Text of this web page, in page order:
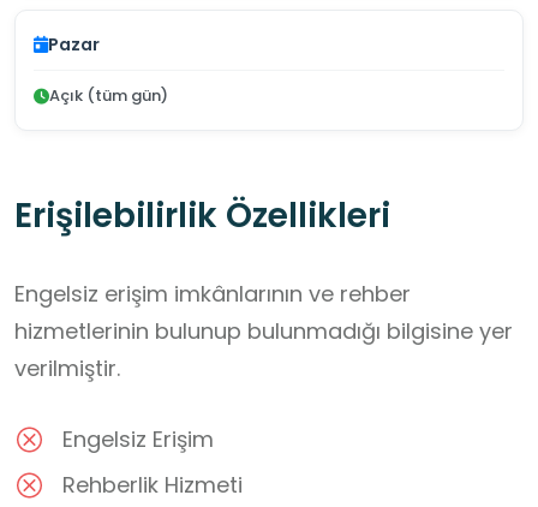
Pazar
Açık (tüm gün)
Erişilebilirlik Özellikleri
Engelsiz erişim imkânlarının ve rehber
hizmetlerinin bulunup bulunmadığı bilgisine yer
verilmiştir.
Engelsiz Erişim
Rehberlik Hizmeti